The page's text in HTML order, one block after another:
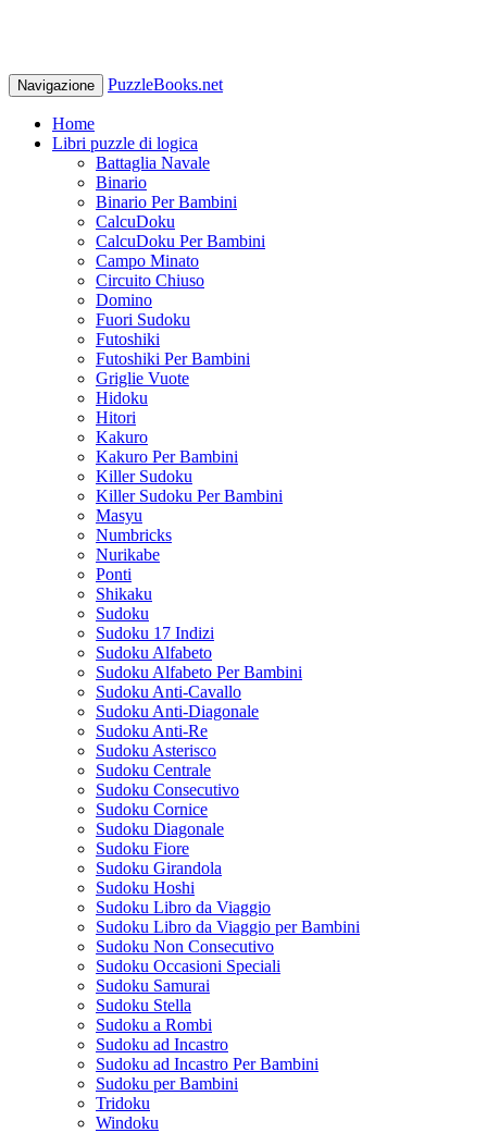
Navigazione PuzzleBooks.net
Home
Libri puzzle di logica
Battaglia Navale
Binario
Binario Per Bambini
CalcuDoku
CalcuDoku Per Bambini
Campo Minato
Circuito Chiuso
Domino
Fuori Sudoku
Futoshiki
Futoshiki Per Bambini
Griglie Vuote
Hidoku
Hitori
Kakuro
Kakuro Per Bambini
Killer Sudoku
Killer Sudoku Per Bambini
Masyu
Numbricks
Nurikabe
Ponti
Shikaku
Sudoku
Sudoku 17 Indizi
Sudoku Alfabeto
Sudoku Alfabeto Per Bambini
Sudoku Anti-Cavallo
Sudoku Anti-Diagonale
Sudoku Anti-Re
Sudoku Asterisco
Sudoku Centrale
Sudoku Consecutivo
Sudoku Cornice
Sudoku Diagonale
Sudoku Fiore
Sudoku Girandola
Sudoku Hoshi
Sudoku Libro da Viaggio
Sudoku Libro da Viaggio per Bambini
Sudoku Non Consecutivo
Sudoku Occasioni Speciali
Sudoku Samurai
Sudoku Stella
Sudoku a Rombi
Sudoku ad Incastro
Sudoku ad Incastro Per Bambini
Sudoku per Bambini
Tridoku
Windoku